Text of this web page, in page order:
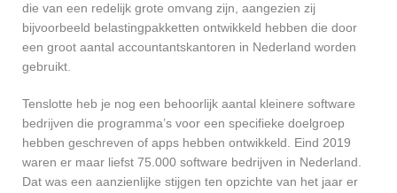
die van een redelijk grote omvang zijn, aangezien zij
bijvoorbeeld belastingpakketten ontwikkeld hebben die door
een groot aantal accountantskantoren in Nederland worden
gebruikt.
Tenslotte heb je nog een behoorlijk aantal kleinere software
bedrijven die programma’s voor een specifieke doelgroep
hebben geschreven of apps hebben ontwikkeld. Eind 2019
waren er maar liefst 75.000 software bedrijven in Nederland.
Dat was een aanzienlijke stijgen ten opzichte van het jaar er